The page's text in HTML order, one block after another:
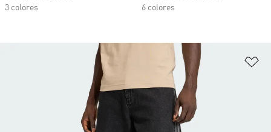
3 colores
6 colores